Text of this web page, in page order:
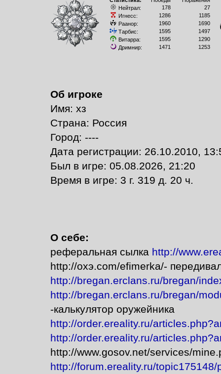
Нейтрал:
178
27
Игнесс:
1286
1185
Раанор:
1960
1690
Тарбис:
1595
1497
Витарра:
1595
1290
Дримнир:
1471 1253
Об игроке
Имя: хз
Страна: Россия
Город: ----
Дата регистрации: 26.10.2010,
Был в игре: 05.08.2026, 21:20
Время в игре: 3 г. 319 д. 20 ч.
О себе:
реферальная сылка http://
http://охэ.com/efimerka/-
http://bregan.erclans.ru/bregan/
http://bregan.erclans.ru/bregan/
-калькулятор оружейника
http://order.ereality.ru/
http://order.ereality.ru/
http://www.gosov.net/services/
http://forum.ereality.ru/topic175148/